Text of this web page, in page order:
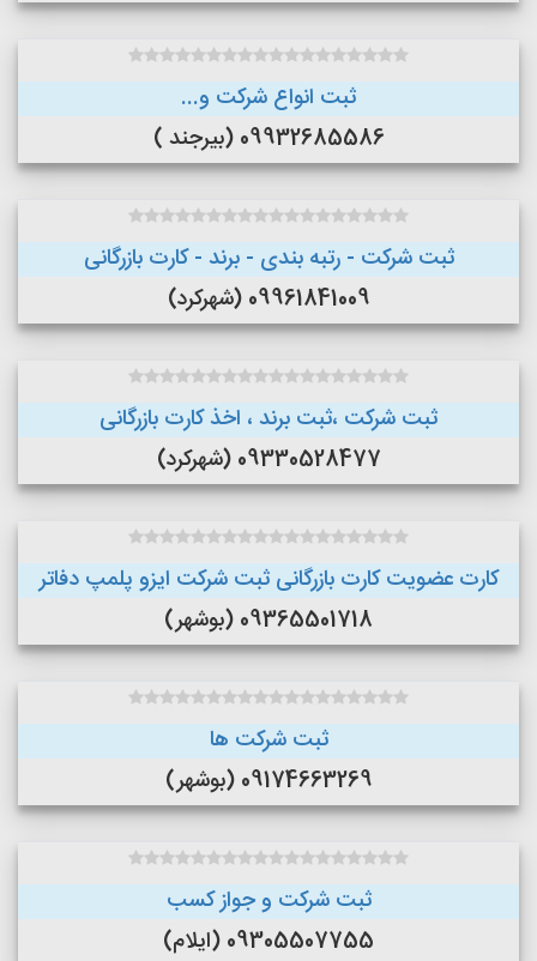
ثبت انواع شرکت و...
09932685586 (بیرجند )
ثبت شرکت - رتبه بندی - برند - کارت بازرگانی
09961841009 (شهرکرد)
ثبت شرکت ،ثبت برند ، اخذ کارت بازرگانی
09330528477 (شهرکرد)
کارت عضویت کارت بازرگانی ثبت شرکت ایزو پلمپ دفاتر
09365501718 (بوشهر)
ثبت شرکت ها
09174663269 (بوشهر)
ثبت شرکت و جواز کسب
09305507755 (ایلام)